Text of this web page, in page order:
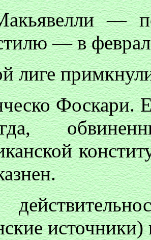
—
— в
лиге
Фоскари.